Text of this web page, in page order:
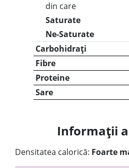
din care
Saturate
Ne-Saturate
Carbohidrați
Fibre
Proteine
Sare
Informații
Densitatea calorică: Foarte